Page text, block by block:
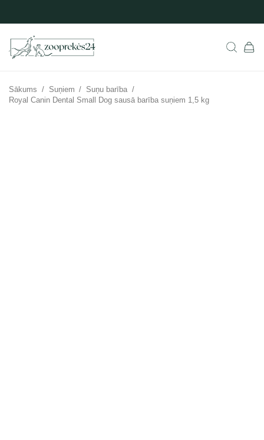
Sākums / Suņiem / Suņu barība /
Royal Canin Dental Small Dog sausā barība suņiem 1,5 kg